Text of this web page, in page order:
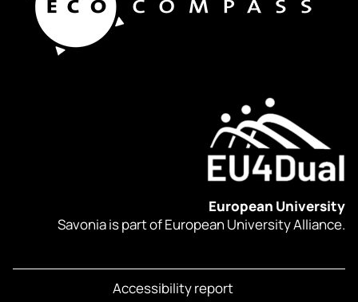
European University
Savonia is part of European University Alliance.
Accessibility report